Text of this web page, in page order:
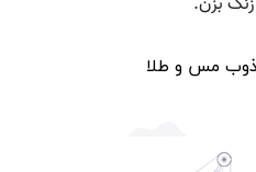
ذوب مس و طلا